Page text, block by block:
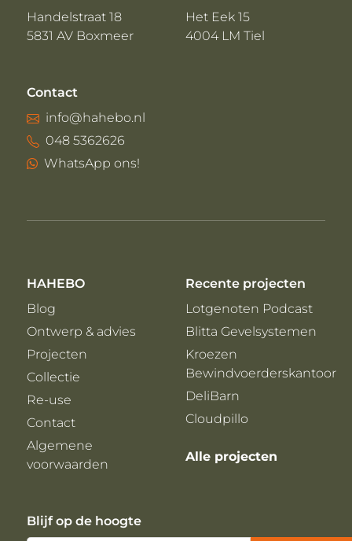
Handelstraat 18
5831 AV Boxmeer
Het Eek 15
4004 LM Tiel
Contact
info@hahebo.nl
048 5362626
WhatsApp ons!
HAHEBO
Blog
Ontwerp & advies
Projecten
Collectie
Re-use
Contact
Algemene
voorwaarden
Recente projecten
Lotgenoten Podcast
Blitta Gevelsystemen
Kroezen
Bewindvoerderskantoor
DeliBarn
Cloudpillo
Alle projecten
Blijf op de hoogte